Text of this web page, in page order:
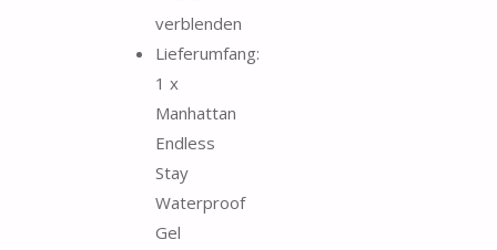
verblenden
Lieferumfang:
1 x
Manhattan
Endless
Stay
Waterproof
Gel